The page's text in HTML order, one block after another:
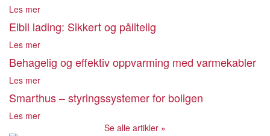
Les mer
Elbil lading: Sikkert og pålitelig
Les mer
Behagelig og effektiv oppvarming med varmekabler
Les mer
Smarthus – styringssystemer for boligen
Les mer
Se alle artikler »